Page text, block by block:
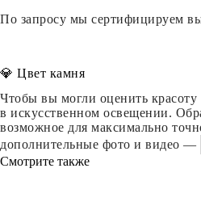
По запросу мы сертифицируем
💎 Цвет камня
Чтобы вы могли оценить красоту
в искусственном освещении.
возможное для максимально
дополнительные фото и видео —
Смотрите также